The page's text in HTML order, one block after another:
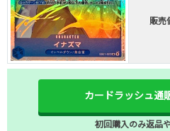
販売
カードラッシュ通
初回購入のみ返品